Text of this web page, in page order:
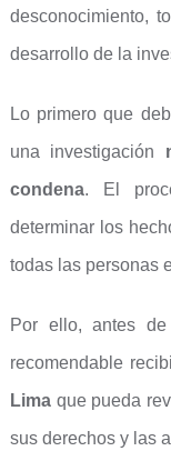
desconocimiento,
desarrollo de la
Lo primero que
una investigación
condena. El
determinar los
todas las personas
Por ello, antes
recomendable
Limaque pueda
sus derechos y las